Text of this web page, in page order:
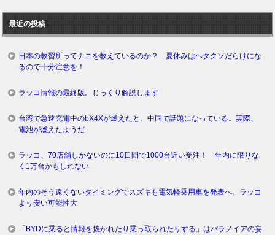
ロ
グ
最近の投稿
日本の教習所ってナニを教えているのか？ 夏休みはヘタクソだらけにな
るので十分注意を！
ラッコ情報の最終版。じっくり解説します
台湾で急速充電中のbX4Xが燃えたと、中国で話題になっている。実際、
電池が燃えたようだ
ラッコ、70店舗しかないのに10日間で1000台近い受注！ 年内に限りな
く1万台かもしれない
年内のそう遠くないタイミングでスズキも電気軽乗用車を発表へ。ラッコ
より安い可能性大
「BYDに乗ると情報を抜かれたり乗っ取られたりする」はパラノイアの妄